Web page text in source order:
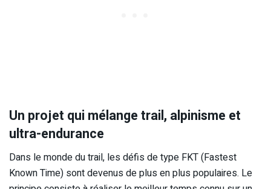
Un projet qui mélange trail, alpinisme et
ultra-endurance
Dans le monde du trail, les défis de type FKT (Fastest
Known Time) sont devenus de plus en plus populaires. Le